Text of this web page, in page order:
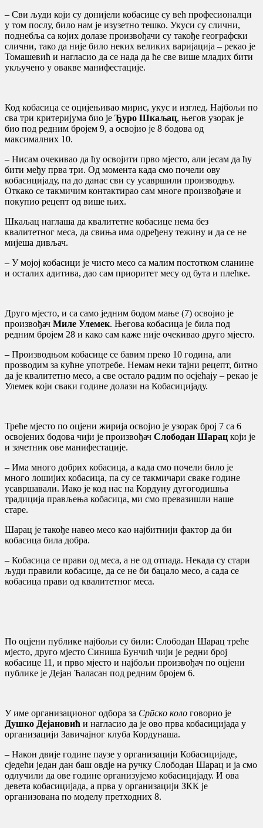
– Сви људи који су донијели кобасице су већ професионалци
у том послу, било нам је изузетно тешко. Укуси су слични,
поднебља са којих долазе произвођачи су такође географски
слични, тако да није било неких великих варијација – рекао је
Томашевић и нагласио да се нада да ће све више младих бити
укључено у овакве манифестације.
Код кобасица се оцијењивао мирис, укус и изглед. Најбољи по
сва три критеријума био је Ђуро Шкаљац, његов узорак је
био под редним бројем 9, а освојио је 8 бодова од
максималних 10.
– Нисам очекивао да ћу освојити прво мјесто, али јесам да ћу
бити међу прва три. Од момента када смо почели ову
кобасицијаду, па до данас сви су усавршили производњу.
Откако се такмичим контактирао сам многе произвођаче и
покупио рецепт од више њих.
Шкаљац наглаша да квалитетне кобасице нема без
квалитетног меса, да свиња има одређену тежину и да се не
мијеша дивљач.
– У мојој кобасици је чисто месо са малим постотком сланине
и осталих адитива, дао сам приоритет месу од бута и плећке.
Друго мјесто, и са само једним бодом мање (7) освојио је
произвођач Миле Улемек. Његова кобасица је била под
редним бројем 28 и како сам каже није очекивао друго мјесто.
– Производњом кобасице се бавим преко 10 година, али
прозводим за кућне употребе. Немам неки тајни рецепт, битно
да је квалитетно месо, а све остало радим по осјећају – рекао је
Улемек који сваки године долази на Кобасицијаду.
Треће мјесто по оцјени жирија освојио је узорак број 7 са 6
освојених бодова чији је произвођач Слободан Шарац који је
и зачетник ове манифестације.
– Има много добрих кобасица, а када смо почели било је
много лошијих кобасица, па су се такмичари сваке године
усавршавали. Иако је код нас на Кордуну дугогодишња
традиција прављења кобасица, ми смо превазишли наше
старе.
Шарац је такође навео месо као најбитнији фактор да би
кобасица била добра.
– Кобасица се прави од меса, а не од отпада. Некада су стари
људи правили кобасице, да се не би бацало месо, а сада се
кобасица прави од квалитетног меса.
По оцјени публике најбољи су били: Слободан Шарац треће
мјесто, друго мјесто Синиша Бунчић чији је редни број
кобасице 11, и прво мјесто и најбољи произвођач по оцјени
публике је Дејан Ћaласан под редним бројем 6.
У име организационог одбора за Српско коло говорио је
Душко Дејановић и нагласио да је ово прва кобасицијада у
организацији Завичајног клуба Кордунаша.
– Након двије године паузе у организацији Кобасицијаде,
сједећи један дан баш овдје на ручку Слободан Шарац и ја смо
одлучили да ове године организујемо кобасицијаду. И ова
девета кобасицијада, а прва у организацији ЗКК је
организована по моделу претходних 8.